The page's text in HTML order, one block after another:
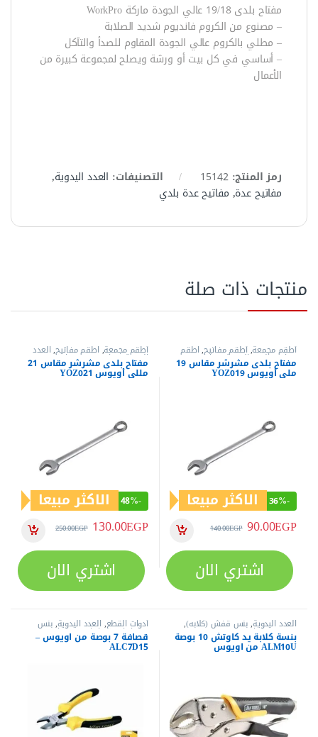
مفتاح بلدى 19/18 عالي الجودة ماركة WorkPro
– مصنوع من الكروم فانديوم شديد الصلابة
– مطلي بالكروم عالي الجودة المقاوم للصدأ والتآكل
– أساسي في كل بيت أو ورشة ويصلح لمجموعة كبيرة من
الأعمال
رمز المنتج:15142 التصنيفات: العدد اليدوية,
مفاتيح عدة, مفاتيح عدة بلدي
منتجات ذات صلة
أطقم مجمعة,أطقم مفاتيح,اطقم
مفاتيح العدد اليدوية, مفاتيح عدة,
مفاتيح عدة بلدي,مفاتيح عدة بلدي
مشرشر,مفاتيح عدة مشرشر
مفتاح بلدى مشرشر مقاس 19
ملي أويوس YOZ019
-
36% الاكثر مبيعا
90.00EGP
140.00EGP
اشتري الان
أطقم مجمعة, اطقم مفاتيح,العدد
اليدوية ,مفاتيح عدة ,مفاتيح عدة
بلدي,مفاتيح عدة بلدي مشرشر,
مفاتيح عدة مشرشر
مفتاح بلدى مشرشر مقاس 21
مللى أويوس YOZ021
-
48% الاكثر مبيعا
130.00EGP
250.00EGP
اشتري الان
العدد اليدوية,بنس قفش (كلابه),
بنس وقصافات بنسة كلابة يد كاوتش 10 بوصة
ALM10U من اويوس
أدوات القطع, العدد اليدوية,بنس
وقصافات, قصافات قصافات
قصافة 7 بوصة من اويوس –
ALC7D15